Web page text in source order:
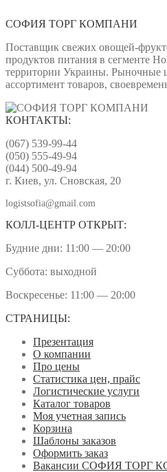
СОФИЯ ТОРГ КОМПАНИ
Поставщик свежих овощей-
продуктов питания в сегменте
территории Украины. Рыночные
ассортимент товаров,
КОНТАКТЫ:
(067) 539-99-44
(050) 555-49-94
(044) 500-49-94
г. Киев, ул. Сновская, 20
logistsofia@gmail.com
КОЛЛ-ЦЕНТР ОТКРЫТ:
Будние дни: 11:00 — 20:00
Суббота: выходной
Воскресенье: 11:00 — 20:00
СТРАНИЦЫ:
Презентация
О компании
Про цены
Статистика цен, прайс
Логистические услуги
Каталог товаров
Моя учетная запись
Корзина
Шаблоны заказов
Оформить заказ
Вакансии СОФИЯ ТОРГ